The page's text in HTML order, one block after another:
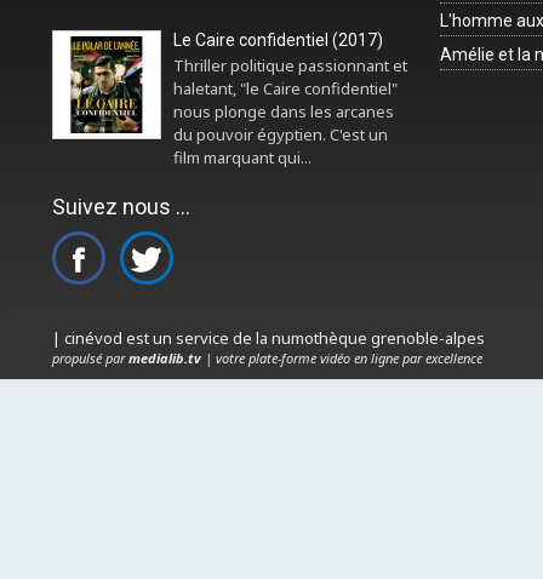
Le Caire confidentiel (2017)
Thriller politique passionnant et
haletant, "le Caire confidentiel"
nous plonge dans les arcanes
du pouvoir égyptien. C'est un
film marquant qui...
Suivez nous ...
L'homme
Amélie et la
| cinévod est un service de la numothèque grenoble-alpes
propulsé parmedialib.tv| votre plate-forme vidéo en ligne par excellence